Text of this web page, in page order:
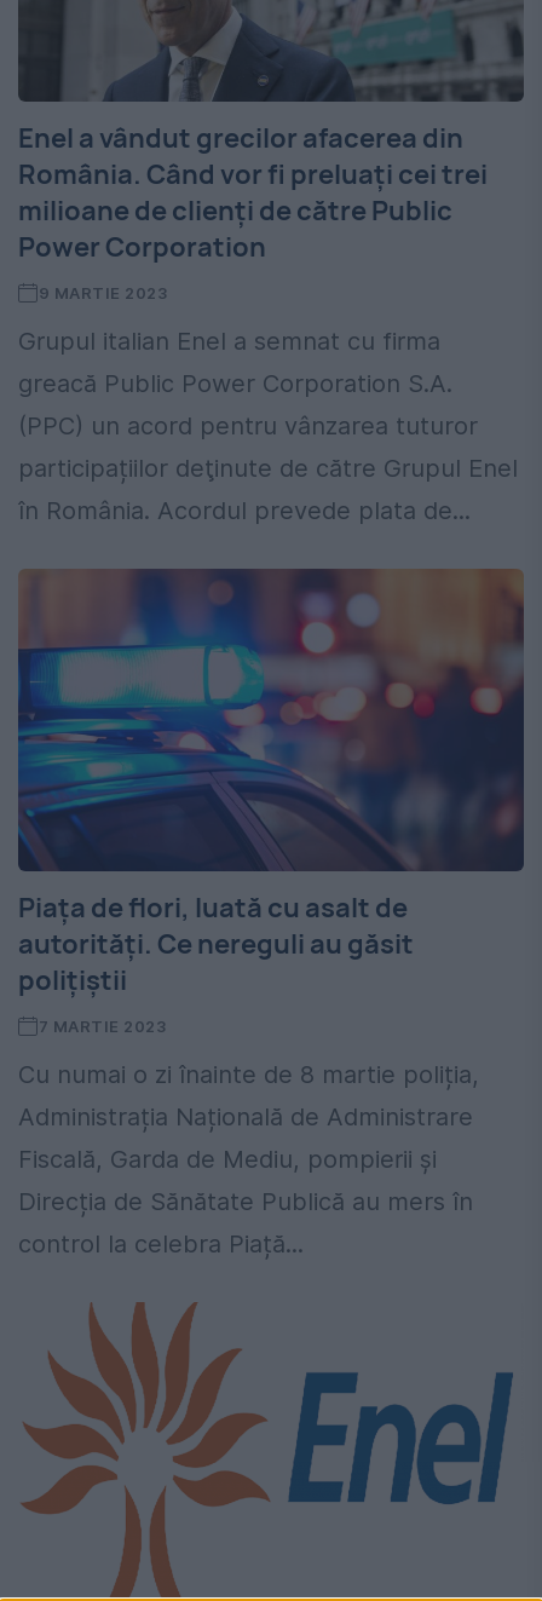
Enel a vândut grecilor afacerea din
România. Când vor fi preluați cei trei
milioane de clienți de către Public
Power Corporation
9 MARTIE 2023
Grupul italian Enel a semnat cu firma
greacă Public Power Corporation S.A.
(PPC) un acord pentru vânzarea tuturor
participațiilor deţinute de către Grupul Enel
în România. Acordul prevede plata de...
Piața de flori, luată cu asalt de
autorități. Ce nereguli au găsit
polițiștii
7 MARTIE 2023
Cu numai o zi înainte de 8 martie poliția,
Administrația Națională de Administrare
Fiscală, Garda de Mediu, pompierii și
Direcția de Sănătate Publică au mers în
control la celebra Piață...